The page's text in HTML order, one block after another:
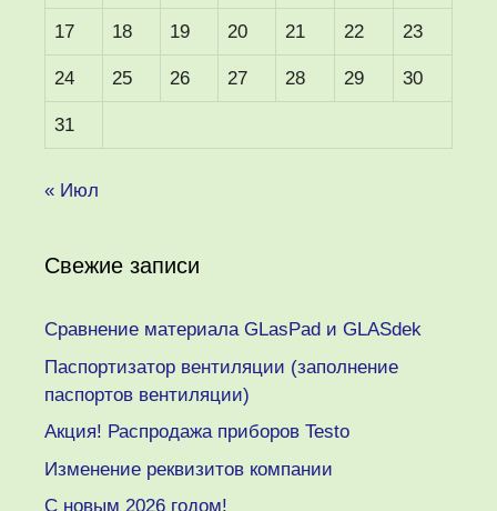
17 18 19 20 21 22 23
24 25 26 27 28 29 30
31
« Июл
Свежие записи
Сравнение материала GLasPad и GLASdek
Паспортизатор вентиляции (заполнение
паспортов вентиляции)
Акция! Распродажа приборов Testo
Изменение реквизитов компании
C новым 2026 годом!